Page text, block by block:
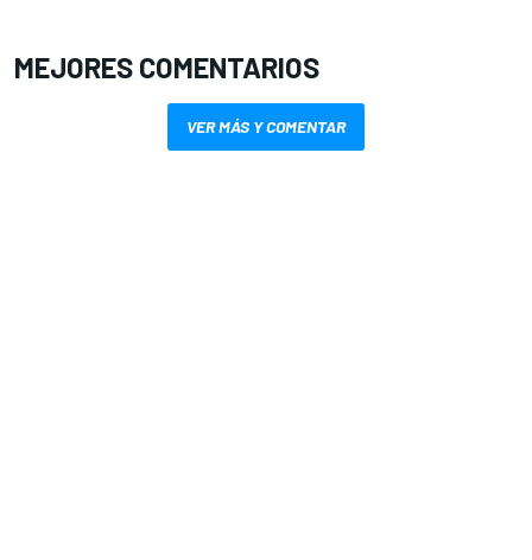
MEJORES COMENTARIOS
VER MÁS Y COMENTAR